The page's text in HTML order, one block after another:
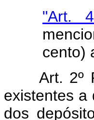
"Art.
cento)
Art. 2º
existentes a
dos